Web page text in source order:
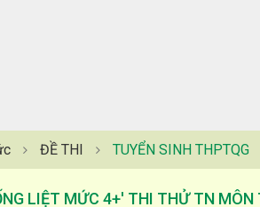
ĐỀ THI TUYỂN SINH THPTQG
LIỆT MỨC 4+' THI THỬ TN MÔN